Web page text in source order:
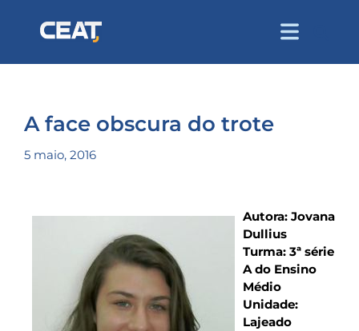
A face obscura do trote
5 maio, 2016
Autora: Jovana
Dullius
Turma: 3ª série
A do Ensino
Médio
Unidade:
Lajeado